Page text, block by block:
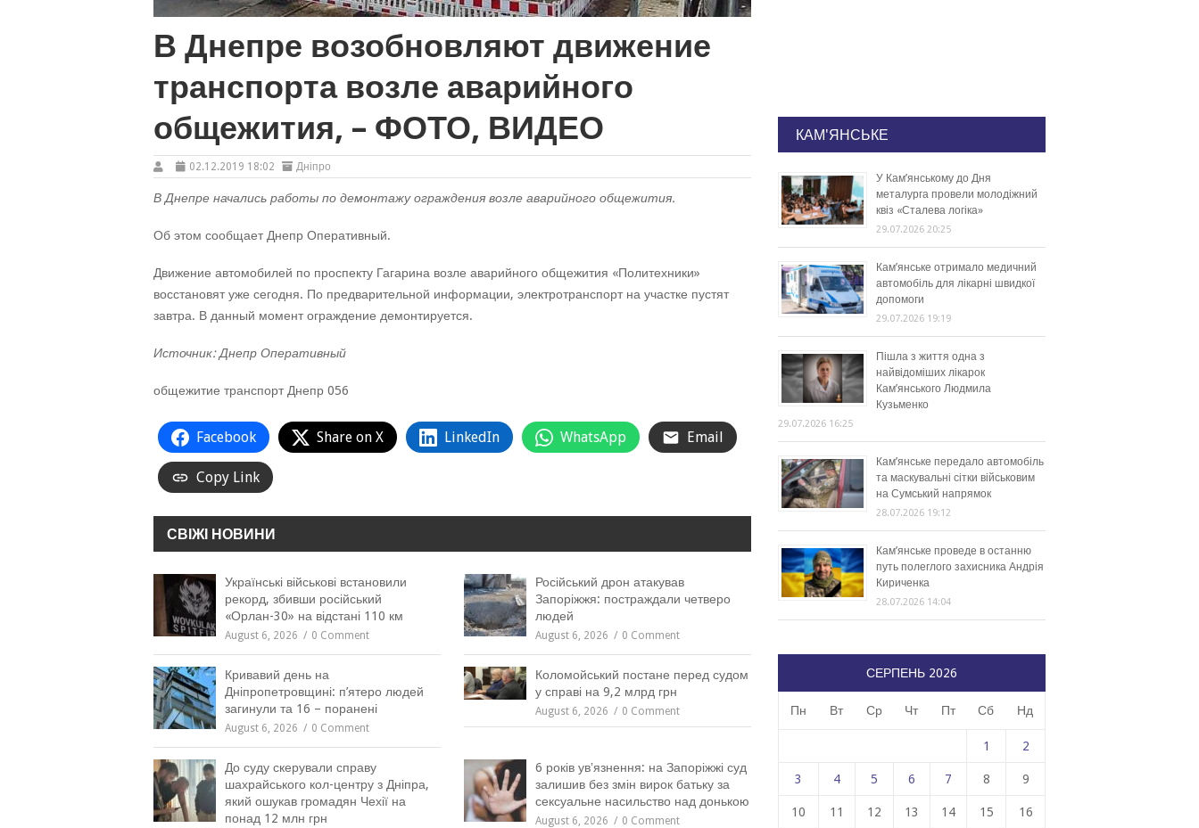
В Днепре возобновляют движение
транспорта возле аварийного
общежития, – ФОТО, ВИДЕО
02.12.2019 18:02 Дніпро
В Днепре начались работы по демонтажу ограждения возле аварийного общежития.
Об этом сообщает Днепр Оперативный.
Движение автомобилей по проспекту Гагарина возле аварийного общежития «Политехники»
восстановят уже сегодня. По предварительной информации, электротранспорт на участке пустят
завтра. В данный момент ограждение демонтируется.
Источник: Днепр Оперативный
общежитие транспорт Днепр 056
Facebook Share on X LinkedIn WhatsApp Email
Copy Link
СВІЖІ НОВИНИ
Українські військові встановили
рекорд, збивши російський
«Орлан-30» на відстані 110 км
August 6, 2026 0 Comment
Російський дрон атакував
Запоріжжя: постраждали четверо
людей
August 6, 2026 0 Comment
Кривавий день на
Дніпропетровщині: п’ятеро людей
загинули та 16 – поранені
August 6, 2026 0 Comment
Коломойський постане перед судом
у справі на 9,2 млрд грн
August 6, 2026 0 Comment
До суду скерували справу
шахрайського кол-центру з Дніпра,
який ошукав громадян Чехії на
понад 12 млн грн
6 років увʼязнення: на Запоріжжі суд
залишив без змін вирок батьку за
сексуальне насильство над донькою
August 6, 2026 0 Comment
КАМ'ЯНСЬКЕ
У Кам’янському до Дня
металурга провели молодіжний
квіз «Сталева логіка»
29.07.2026 20:25
Кам’янське отримало медичний
автомобіль для лікарні швидкої
допомоги
29.07.2026 19:19
Пішла з життя одна з
найвідоміших лікарок
Кам’янського Людмила
Кузьменко
29.07.2026 16:25
Кам’янське передало автомобіль
та маскувальні сітки військовим
на Сумський напрямок
28.07.2026 19:12
Кам’янське проведе в останню
путь полеглого захисника Андрія
Кириченка
28.07.2026 14:04
СЕРПЕНЬ 2026
Пн Вт Ср Чт Пт Сб Нд
1 2
3 4 5 6 7 8 9
10 11 12 13 14 15 16